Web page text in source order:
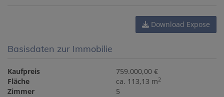
Download Expose
Basisdaten zur Immobilie
Kaufpreis
759.000,00 €
Fläche
ca. 113,13 m2
Zimmer 5